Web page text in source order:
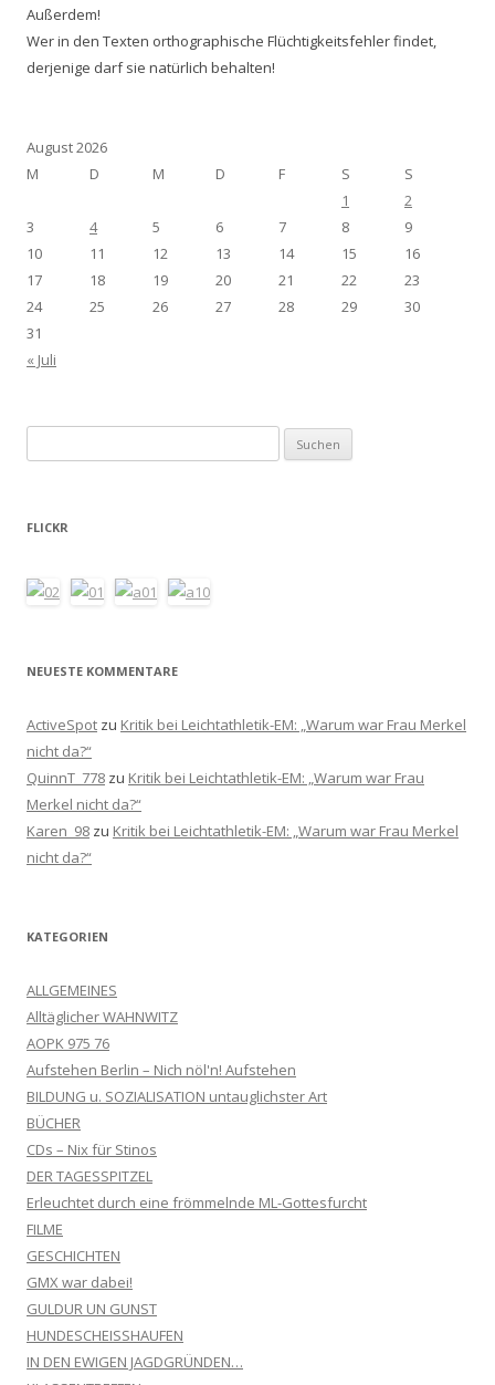
Außerdem!
Wer in den Texten orthographische Flüchtigkeitsfehler findet,
derjenige darf sie natürlich behalten!
August 2026
M
D M D F S
S
1
2
3
4 5 6 7 8
9
10
11 12 13 14 15
16
17
18 19 20 21 22
23
24
25 26 27 28 29
30
31
« Juli
nach:
FLICKR
NEUESTE KOMMENTARE
ActiveSpot zu Kritik bei Leichtathletik-EM: „Warum war Frau Merkel
nicht da?“
QuinnT_778 zu Kritik bei Leichtathletik-EM: „Warum war Frau
Merkel nicht da?“
Karen_98 zu Kritik bei Leichtathletik-EM: „Warum war Frau Merkel
nicht da?“
KATEGORIEN
ALLGEMEINES
Alltäglicher WAHNWITZ
AOPK 975 76
Aufstehen Berlin – Nich nöl'n! Aufstehen
BILDUNG u. SOZIALISATION untauglichster Art
BÜCHER
CDs – Nix für Stinos
DER TAGESSPITZEL
Erleuchtet durch eine frömmelnde ML-Gottesfurcht
FILME
GESCHICHTEN
GMX war dabei!
GULDUR UN GUNST
HUNDESCHEISSHAUFEN
IN DEN EWIGEN JAGDGRÜNDEN…